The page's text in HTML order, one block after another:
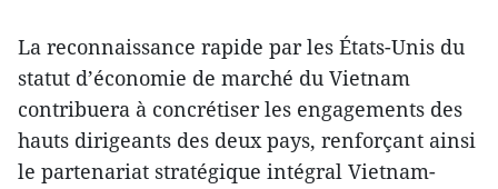
La reconnaissance rapide par les États-Unis du
statut d’économie de marché du Vietnam
contribuera à concrétiser les engagements des
hauts dirigeants des deux pays, renforçant ainsi
le partenariat stratégique intégral Vietnam-